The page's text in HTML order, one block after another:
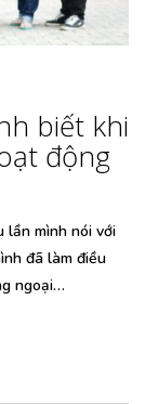
biết khi
động
lần mình nói với
đã làm điều
ngoại…